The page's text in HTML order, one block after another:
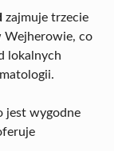
zajmuje trzecie
Wejherowie, co
lokalnych
jest wygodne